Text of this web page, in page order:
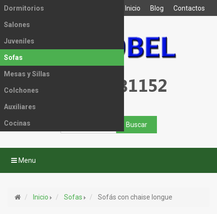
Contactos
Blog
Inicio
Menu
Inicio Sofas Sofás con chaise longue
Dormitorios
Salones
Juveniles
Sofas
Mesas y Sillas
Colchones
Auxiliares
Cocinas